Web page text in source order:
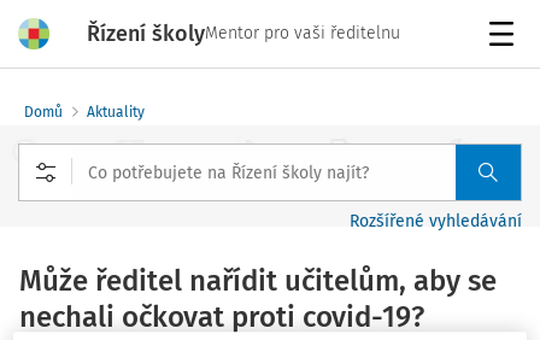
Řízení školyMentor pro vaši ředitelnu
Domů Aktuality
Rozšířené vyhledávání
Může ředitel nařídit učitelům, aby se
nechali očkovat proti covid-19?